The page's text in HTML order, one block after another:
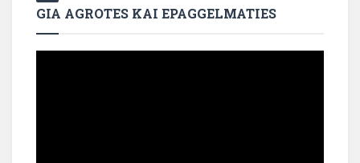
GIA AGROTES KAI EPAGGELMATIES